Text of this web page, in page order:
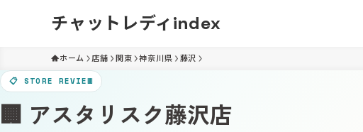
チャットレディindex
ホーム 店舗 関東 神奈川県 藤沢
📋 STORE REVIEW
🏢 アスタリスク藤沢店